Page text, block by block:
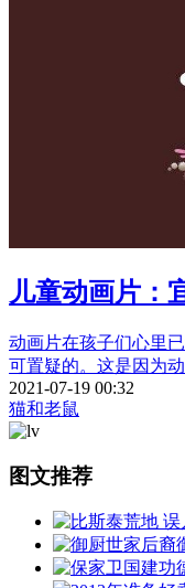
儿童动画片：
动画片在孩子们心里
可置疑的。这是因为
2021-07-19 00:32
猫和老鼠
图文推荐